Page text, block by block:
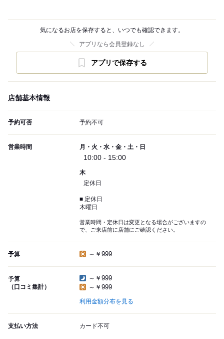
気になるお店を保存すると、いつでも確認できます。
アプリなら会員登録なし
アプリで保存する
店舗基本情報
予約可否 予約不可
営業時間 月・火・水・金・土・日
10:00 - 15:00
木
定休日
■ 定休日
木曜日
営業時間・定休日は変更となる場合がございますの
で、ご来店前に店舗にご確認ください。
予算 ～￥999
予算
（口コミ集計）
～￥999
～￥999
利用金額分布を見る
支払い方法 カード不可